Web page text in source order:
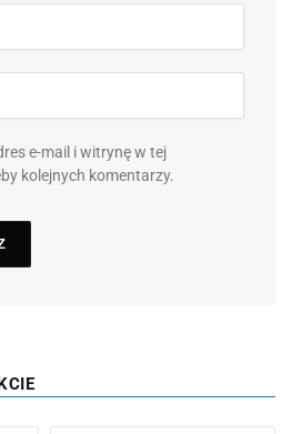
e-mail i witrynę w tej
kolejnych komentarzy.